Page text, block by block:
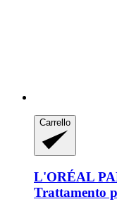
Carrello
L'ORÉAL
Trattamento